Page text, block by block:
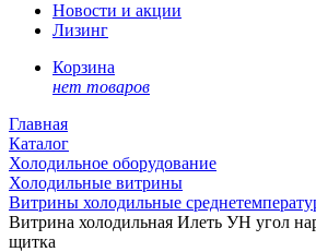
Новости и акции
Лизинг
Корзина
нет товаров
Главная
Каталог
Холодильное оборудование
Холодильные витрины
Витрины холодильные
Витрина холодильная Илеть УН угол
щитка